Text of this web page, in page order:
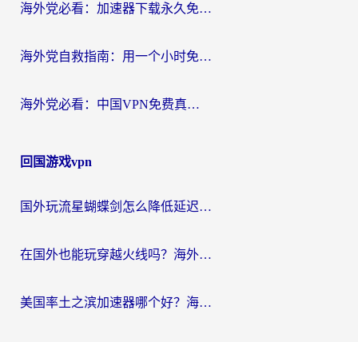
海外党必看：加速器下载永久免费版真的存在吗？教你无缝访问国内资源的正确姿势
海外党自救指南：用一个小时免费加速器，轻松打破国内资源访问壁垒？
海外党必看：中国VPN免费真的靠谱吗？手把手教你选对回国加速器
回国游戏vpn
国外玩流星蝴蝶剑怎么降低延迟？海外党必看的加速秘籍（含欧洲鸣潮&彩虹岛优化攻略）
在国外也能玩穿越火线吗？海外玩家国服游戏畅玩终极指南
美国率土之滨加速器哪个好？海外党国服游戏畅玩终极指南（附多游戏解决方案）